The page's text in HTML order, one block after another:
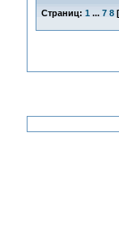
Страниц: 1 ... 7 8[